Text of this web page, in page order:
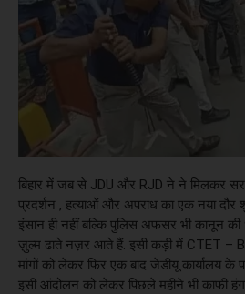
बिहार में जब से JDU और RJD ने ने मिलकर
प्रदर्शन , हत्याओं और अपराध का एक नया
इंसान ही नहीं बल्कि पुलिस अफसर भी कानून
ज़ुल्म ढाते नज़र आते हैं. इसी कड़ी में CTET –
मांगों को लेकर फिर एक बाद जेडीयू कार्यालय के
इसी आंदोलन को लेकर पिछले महीने भी काफी